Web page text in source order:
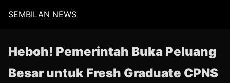
SEMBILAN NEWS
Heboh! Pemerintah Buka Peluang
Besar untuk Fresh Graduate CPNS